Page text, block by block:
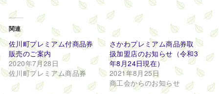
関連
佐川町プレミアム付商品券
販売のご案内
2020年7月28日
佐川町プレミアム商品券
さかわプレミアム商品券取
扱加盟店のお知らせ（令和3
年8月24日現在）
2021年8月25日
商工会からのお知らせ